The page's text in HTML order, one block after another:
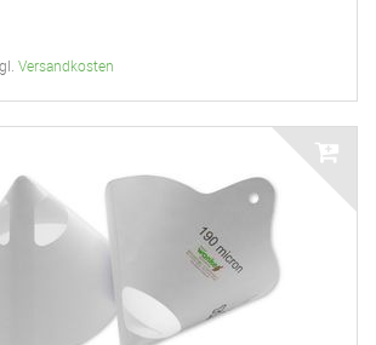
Versandkosten